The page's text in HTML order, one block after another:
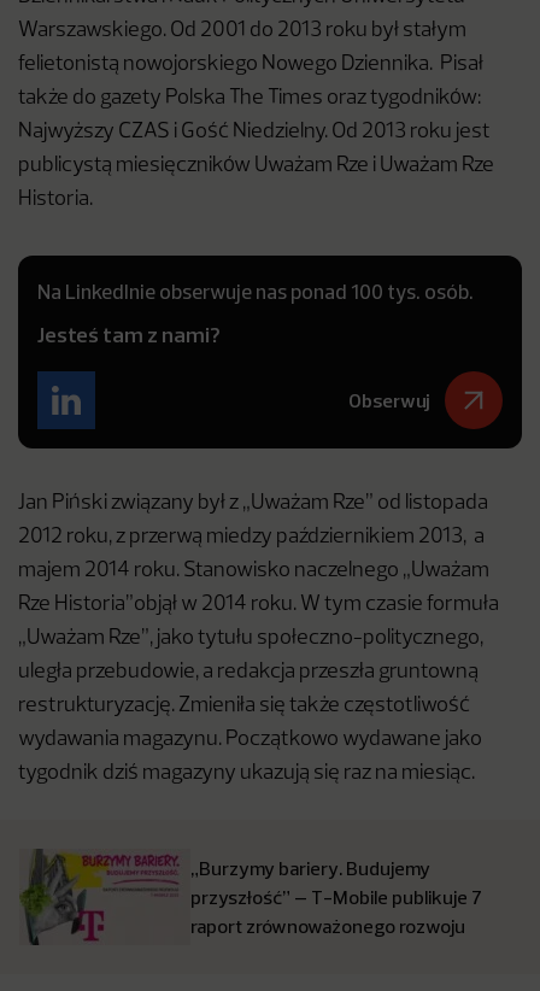
Warszawskiego. Od 2001 do 2013 roku był stałym
felietonistą nowojorskiego Nowego Dziennika. Pisał
także do gazety Polska The Times oraz tygodników:
Najwyższy CZAS i Gość Niedzielny. Od 2013 roku jest
publicystą miesięczników Uważam Rze i Uważam Rze
Historia.
Na LinkedInie obserwuje nas ponad 100 tys. osób.
Jesteś tam z nami?
Obserwuj
Jan Piński związany był z „Uważam Rze” od listopada
2012 roku, z przerwą miedzy październikiem 2013, a
majem 2014 roku. Stanowisko naczelnego „Uważam
Rze Historia”objął w 2014 roku. W tym czasie formuła
„Uważam Rze”, jako tytułu społeczno-politycznego,
uległa przebudowie, a redakcja przeszła gruntowną
restrukturyzację. Zmieniła się także częstotliwość
wydawania magazynu. Początkowo wydawane jako
tygodnik dziś magazyny ukazują się raz na miesiąc.
„Burzymy bariery. Budujemy
przyszłość” – T-Mobile publikuje 7
raport zrównoważonego rozwoju